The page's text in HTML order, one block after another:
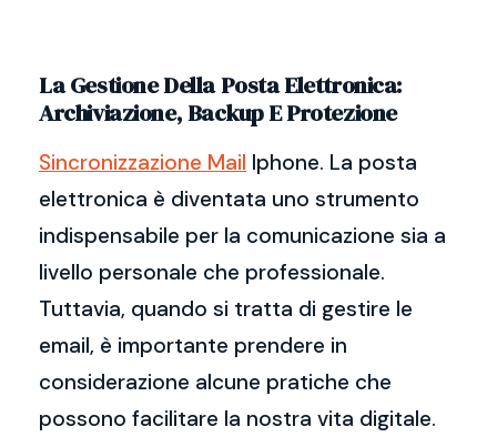
La Gestione Della Posta Elettronica:
Archiviazione, Backup E Protezione
Sincronizzazione Mail Iphone. La posta
elettronica è diventata uno strumento
indispensabile per la comunicazione sia a
livello personale che professionale.
Tuttavia, quando si tratta di gestire le
email, è importante prendere in
considerazione alcune pratiche che
possono facilitare la nostra vita digitale.